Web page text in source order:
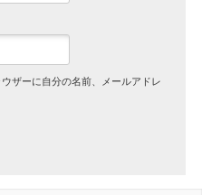
ザーに自分の名前、メールアドレ